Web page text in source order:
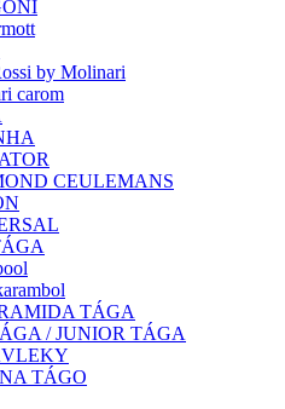
by Molinari
carom
CEULEMANS
TÁGA
/ JUNIOR TÁGA
TÁGO